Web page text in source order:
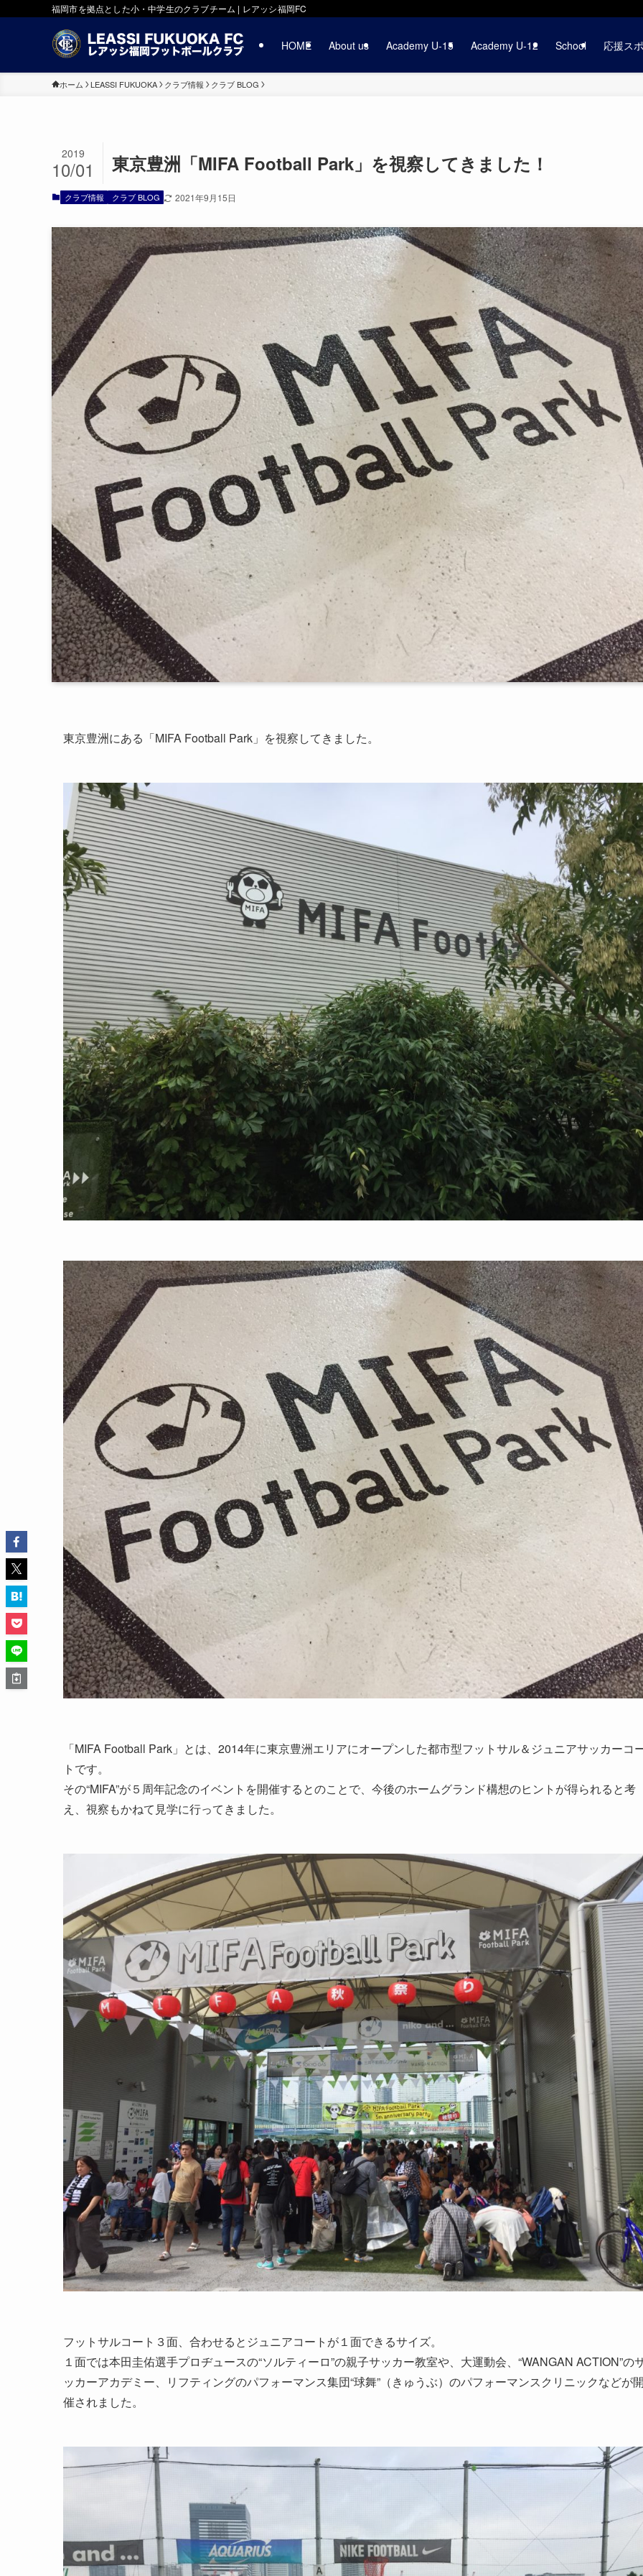
福岡市を拠点とした小・中学生のクラブチーム | レアッシ福岡FC
HOME About us Academy U-15 Academy U-12 School 応援ス
ホーム LEASSI FUKUOKA クラブ情報 クラブ BLOG
東京豊洲「MIFA Football Park」を視察してきました！
2019
10/01
クラブ情報 クラブ BLOG 2021年9月15日
東京豊洲にある「MIFA Football Park」を視察してきました。
「MIFA Football Park」とは、2014年に東京豊洲エリアにオープンした都市型フットサル＆ジュニアサッカーコ
トです。
その“MIFA”が５周年記念のイベントを開催するとのことで、今後のホームグランド構想のヒントが得られると考
え、視察もかねて見学に行ってきました。
フットサルコート３面、合わせるとジュニアコートが１面できるサイズ。
１面では本田圭佑選手プロヂュースの“ソルティーロ”の親子サッカー教室や、大運動会、“WANGAN ACTION”の
ッカーアカデミー、リフティングのパフォーマンス集団“球舞”（きゅうぶ）のパフォーマンスクリニックなどが
催されました。